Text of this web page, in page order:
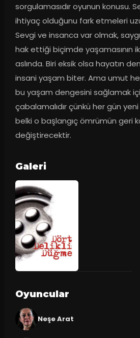
sorgulamasıdır oyunun konusu.
ihtiyaç olduğunu fark etmeleri
Sevgi ve insanca var olmak,
hak ettiği biçimde yaşamasının
aslında. Biri eksik olsa hayatın
insani yaşam biter. Ama umut
bu yaşam dengesini sağlamak
çabalamalıdır çünkü her gün
belki o başlangıç ömrümün geri
değiştirecektir.
Galeri
Oyuncular
Neşe Arat